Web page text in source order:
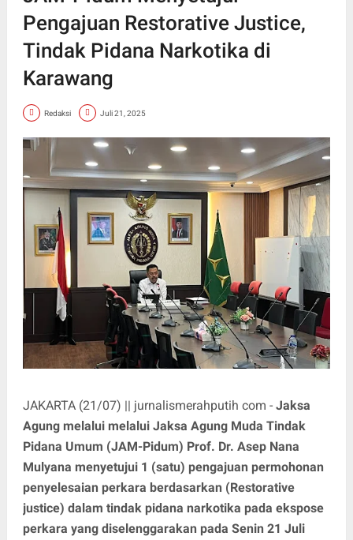
Pengajuan Restorative Justice,
Tindak Pidana Narkotika di
Karawang
Redaksi Juli 21, 2025
JAKARTA (21/07) || jurnalismerahputih com - Jaksa
Agung melalui melalui Jaksa Agung Muda Tindak
Pidana Umum (JAM-Pidum) Prof. Dr. Asep Nana
Mulyana menyetujui 1 (satu) pengajuan permohonan
penyelesaian perkara berdasarkan (Restorative
justice) dalam tindak pidana narkotika pada ekspose
perkara yang diselenggarakan pada Senin 21 Juli